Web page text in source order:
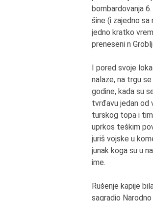
bombardovanja
šine (i zajedno
jedno kratko
preneseni n
I pored svoje
nalaze, na trgu
godine, kada su
tvrđavu jedan od
turskog topa i
uprkos teškim
juriš vojske u
junak koga su u
ime.
Rušenje kapije
sagradio